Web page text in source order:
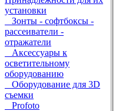
установки
Зонты - софтбоксы -
рассеиватели -
отражатели
Аксессуары к
осветительному
оборудованию
Оборудование для 3D
съемки
Profoto